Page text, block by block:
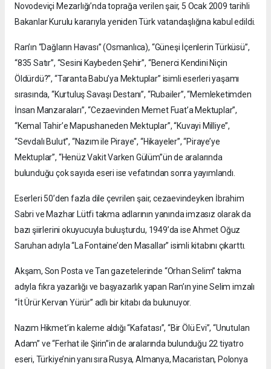
Novodeviçi Mezarlığı’nda toprağa verilen şair, 5 Ocak 2009 tarihli
Bakanlar Kurulu kararıyla yeniden Türk vatandaşlığına kabul edildi.
Ran’ın “Dağların Havası” (Osmanlıca), “Güneşi İçenlerin Türküsü”,
“835 Satır”, “Sesini Kaybeden Şehir”, “Benerci Kendini Niçin
Öldürdü?”, “Taranta Babu’ya Mektuplar” isimli eserleri yaşamı
sırasında, “Kurtuluş Savaşı Destanı”, “Rubailer”, “Memleketimden
İnsan Manzaraları”, “Cezaevinden Memet Fuat’a Mektuplar”,
“Kemal Tahir’e Mapushaneden Mektuplar”, “Kuvayi Milliye”,
“Sevdalı Bulut”, “Nazım ile Piraye”, “Hikayeler”, “Piraye’ye
Mektuplar”, “Henüz Vakit Varken Gülüm”ün de aralarında
bulunduğu çok sayıda eseri ise vefatından sonra yayımlandı.
Eserleri 50’den fazla dile çevrilen şair, cezaevindeyken İbrahim
Sabri ve Mazhar Lütfi takma adlarının yanında imzasız olarak da
bazı şiirlerini okuyucuyla buluşturdu, 1949’da ise Ahmet Oğuz
Saruhan adıyla “La Fontaine’den Masallar” isimli kitabını çıkarttı.
Akşam, Son Posta ve Tan gazetelerinde “Orhan Selim” takma
adıyla fıkra yazarlığı ve başyazarlık yapan Ran’ın yine Selim imzalı
“İt Ürür Kervan Yürür” adlı bir kitabı da bulunuyor.
Nazım Hikmet’in kaleme aldığı “Kafatası”, “Bir Ölü Evi”, “Unutulan
Adam” ve “Ferhat ile Şirin”in de aralarında bulunduğu 22 tiyatro
eseri, Türkiye’nin yanı sıra Rusya, Almanya, Macaristan, Polonya